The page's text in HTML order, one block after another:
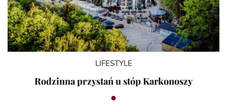
LIFESTYLE
Rodzinna przystań u stóp Karkonoszy